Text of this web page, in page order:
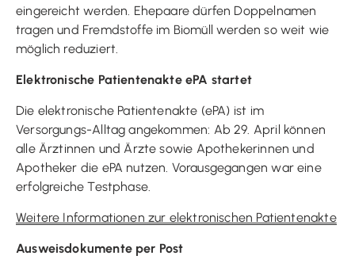
eingereicht werden. Ehepaare dürfen Doppelnamen
tragen und Fremdstoffe im Biomüll werden so weit wie
möglich reduziert.
Elektronische Patientenakte ePA startet
Die elektronische Patientenakte (ePA) ist im
Versorgungs-Alltag angekommen: Ab 29. April können
alle Ärztinnen und Ärzte sowie Apothekerinnen und
Apotheker die ePA nutzen. Vorausgegangen war eine
erfolgreiche Testphase.
Weitere Informationen zur elektronischen Patientenakte
Ausweisdokumente per Post